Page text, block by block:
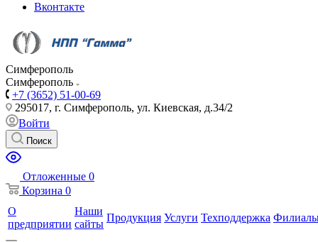
Вконтакте
Симферополь
Симферополь
+7 (3652) 51-00-69
295017, г. Симферополь, ул. Киевская, д.34/2
Войти
Поиск
Отложенные 0
Корзина 0
О
предприятии
Наши
сайты
Продукция Услуги Техподдержка